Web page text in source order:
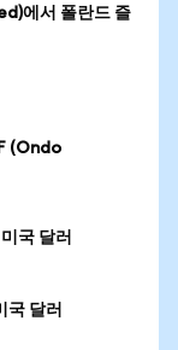
에서 폴란드 즐
(Ondo
국 달러
달러